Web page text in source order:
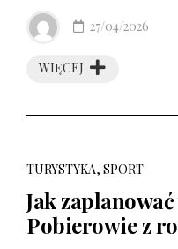
WIĘCEJ
27/04/2026
TURYSTYKA, SPORT
Jak
Pobierowie z